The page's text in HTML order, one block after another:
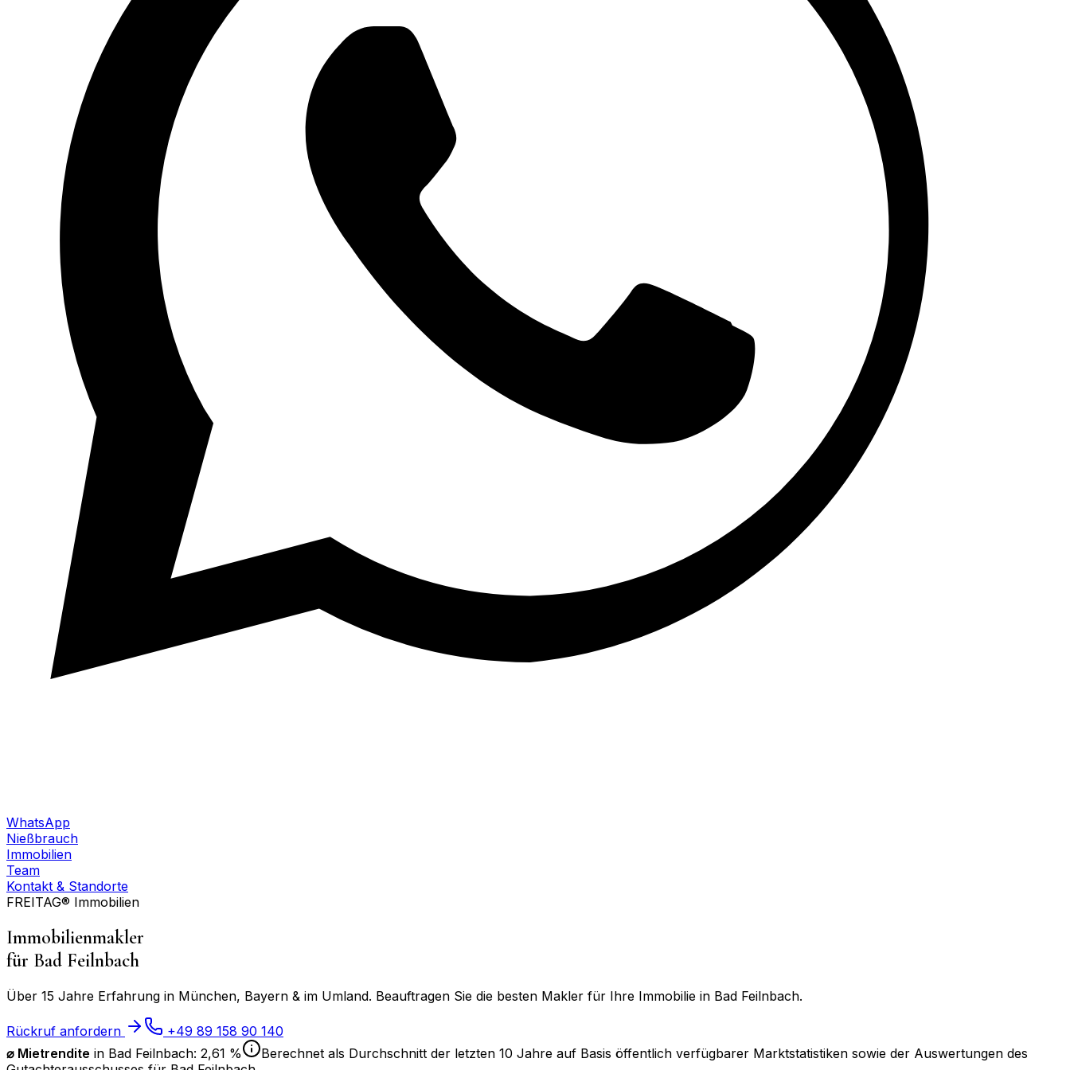
WhatsApp
Nießbrauch
Immobilien
Team
Kontakt & Standorte
FREITAG® Immobilien
Immobilienmakler
für Bad Feilnbach
Über 15 Jahre Erfahrung in München, Bayern & im Umland. Beauftragen Sie die besten Makler für Ihre Immobilie in Bad Feilnbach.
Rückruf anfordern
+49 89 158 90 140
⌀ Mietrendite in Bad Feilnbach: 2,61 %
Berechnet als Durchschnitt der letzten 10 Jahre auf Basis öffentlich verfügbarer Marktstatistiken sowie der Auswertungen des